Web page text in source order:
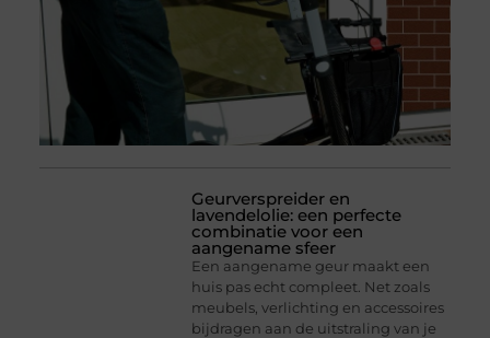
Geurverspreider en
lavendelolie: een perfecte
combinatie voor een
aangename sfeer
Een aangename geur maakt een
huis pas echt compleet. Net zoals
meubels, verlichting en accessoires
bijdragen aan de uitstraling van je